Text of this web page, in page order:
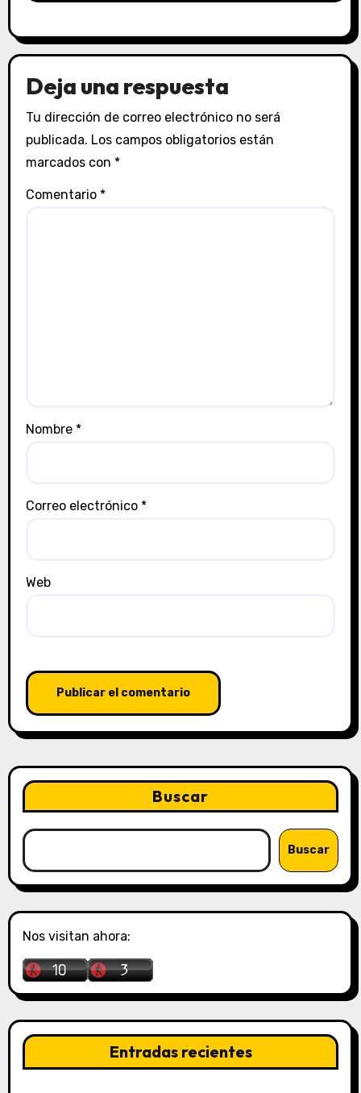
Deja una respuesta
Tu dirección de correo electrónico no será
publicada. Los campos obligatorios están
marcados con *
Comentario *
Nombre *
Correo electrónico *
Web
Buscar
Buscar
Nos visitan ahora:
Entradas recientes